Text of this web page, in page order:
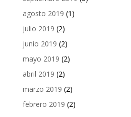
agosto 2019 (1)
julio 2019 (2)
junio 2019 (2)
mayo 2019 (2)
abril 2019 (2)
marzo 2019 (2)
febrero 2019 (2)